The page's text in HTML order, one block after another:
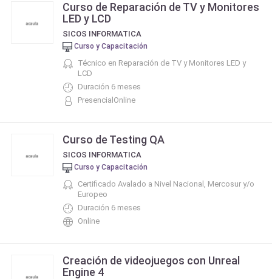
Curso de Reparación de TV y Monitores
LED y LCD
SICOS INFORMATICA
Curso y Capacitación
Técnico en Reparación de TV y Monitores LED y
LCD
Duración 6 meses
PresencialOnline
Curso de Testing QA
SICOS INFORMATICA
Curso y Capacitación
Certificado Avalado a Nivel Nacional, Mercosur y/o
Europeo
Duración 6 meses
Online
Creación de videojuegos con Unreal
Engine 4